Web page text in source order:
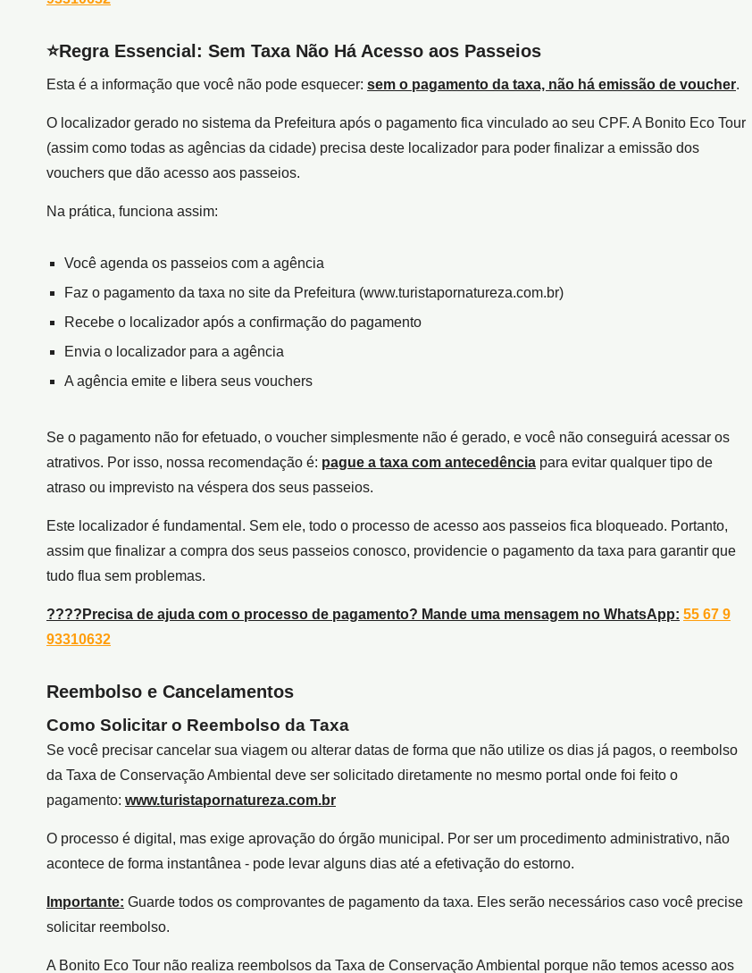
⭐Regra Essencial: Sem Taxa Não Há Acesso aos Passeios
Esta é a informação que você não pode esquecer: sem o pagamento da taxa, não há emissão de voucher.
O localizador gerado no sistema da Prefeitura após o pagamento fica vinculado ao seu CPF. A Bonito Eco Tour
(assim como todas as agências da cidade) precisa deste localizador para poder finalizar a emissão dos
vouchers que dão acesso aos passeios.
Na prática, funciona assim:
Você agenda os passeios com a agência
Faz o pagamento da taxa no site da Prefeitura (www.turistapornatureza.com.br)
Recebe o localizador após a confirmação do pagamento
Envia o localizador para a agência
A agência emite e libera seus vouchers
Se o pagamento não for efetuado, o voucher simplesmente não é gerado, e você não conseguirá acessar os
atrativos. Por isso, nossa recomendação é: pague a taxa com antecedência para evitar qualquer tipo de
atraso ou imprevisto na véspera dos seus passeios.
Este localizador é fundamental. Sem ele, todo o processo de acesso aos passeios fica bloqueado. Portanto,
assim que finalizar a compra dos seus passeios conosco, providencie o pagamento da taxa para garantir que
tudo flua sem problemas.
???? Precisa de ajuda com o processo de pagamento? Mande uma mensagem no WhatsApp: 55 67 9
93310632
Reembolso e Cancelamentos
Como Solicitar o Reembolso da Taxa
Se você precisar cancelar sua viagem ou alterar datas de forma que não utilize os dias já pagos, o reembolso
da Taxa de Conservação Ambiental deve ser solicitado diretamente no mesmo portal onde foi feito o
pagamento: www.turistapornatureza.com.br
O processo é digital, mas exige aprovação do órgão municipal. Por ser um procedimento administrativo, não
acontece de forma instantânea - pode levar alguns dias até a efetivação do estorno.
Importante: Guarde todos os comprovantes de pagamento da taxa. Eles serão necessários caso você precise
solicitar reembolso.
A Bonito Eco Tour não realiza reembolsos da Taxa de Conservação Ambiental porque não temos acesso aos